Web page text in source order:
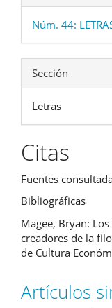
Núm. 44:
Sección
Letras
Citas
Fuentes
Bibliográficas
Magee, Bryan:
creadores de la
de Cultura
Artículos